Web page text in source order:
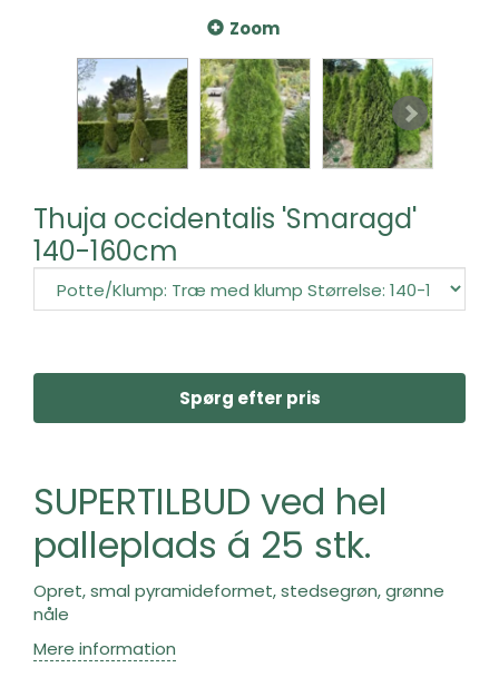
Zoom
Thuja occidentalis 'Smaragd'
140-160cm
Spørg efter pris
SUPERTILBUD ved hel
palleplads á 25 stk.
Opret, smal pyramideformet, stedsegrøn, grønne
nåle
Mere information